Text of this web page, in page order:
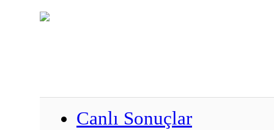
Canlı Sonuçlar